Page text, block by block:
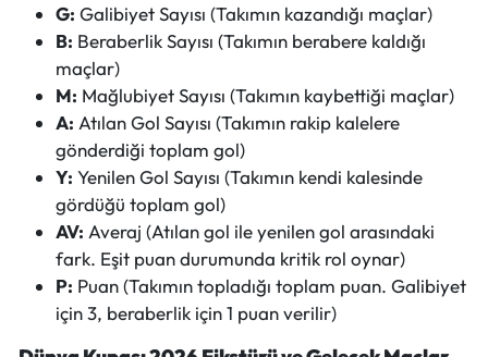
G: Galibiyet Sayısı (Takımın kazandığı maçlar)
B: Beraberlik Sayısı (Takımın berabere kaldığı
maçlar)
M: Mağlubiyet Sayısı (Takımın kaybettiği maçlar)
A: Atılan Gol Sayısı (Takımın rakip kalelere
gönderdiği toplam gol)
Y: Yenilen Gol Sayısı (Takımın kendi kalesinde
gördüğü toplam gol)
AV: Averaj (Atılan gol ile yenilen gol arasındaki
fark. Eşit puan durumunda kritik rol oynar)
P: Puan (Takımın topladığı toplam puan. Galibiyet
için 3, beraberlik için 1 puan verilir)